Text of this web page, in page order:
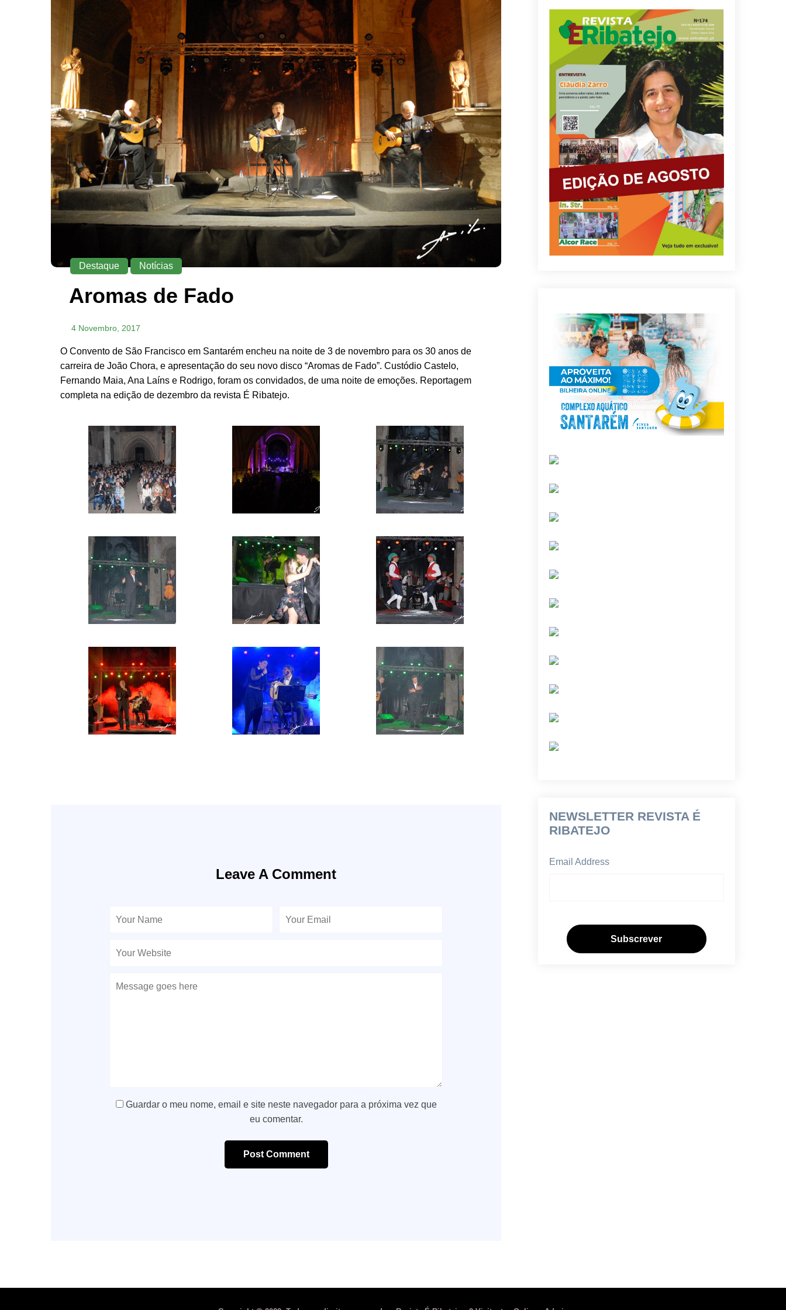
Destaque Notícias
Aromas de Fado
4 Novembro, 2017
O Convento de São Francisco em Santarém encheu na noite de 3 de novembro para os 30 anos de
carreira de João Chora, e apresentação do seu novo disco “Aromas de Fado”. Custódio Castelo,
Fernando Maia, Ana Laíns e Rodrigo, foram os convidados, de uma noite de emoções. Reportagem
completa na edição de dezembro da revista É Ribatejo.
Leave A Comment
Guardar o meu nome, email e site neste navegador para a próxima vez que
eu comentar.
Post Comment
NEWSLETTER REVISTA É
RIBATEJO
Email Address